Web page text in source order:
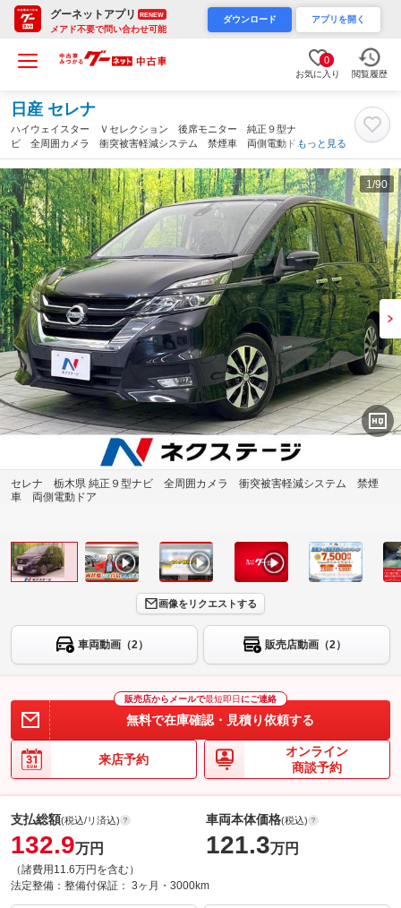
グーネットアプリ RENEW
メアド不要で問い合わせ可能
ダウンロード アプリを開く
0
お気に入り 閲覧履歴
日産 セレナ
ハイウェイスター Ｖセレクション 後席モニター 純正９型ナ
ビ 全周囲カメラ 衝突被害軽減システム 禁煙車 両側電動ド
ア ＥＴＣ ドラレコ Ｂｌｕｅｔｏｏｔｈ再生 コーナーセンサ
ー ＬＥＤヘッドライト クルーズコントロール スマートキー
（栃木県）
もっと見る
1/90
セレナ 栃木県 純正９型ナビ 全周囲カメラ 衝突被害軽減システム 禁煙
車 両側電動ドア
画像をリクエストする
車両動画（2） 販売店動画（2）
販売店からメールで最短即日 にご連絡
無料で在庫確認・見積り依頼する
来店予約
オンライン
商談予約
支払総額(税込/リ済込)
132.9万円
（諸費用11.6万円を含む）
車両本体価格(税込)
121.3万円
法定整備： 整備付保証： 3ヶ月・3000km